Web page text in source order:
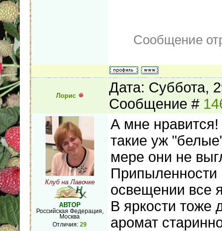
Сообщение
Лорис
Дата: Суббота,
Сообщение #
Клуб на Лавочке
АВТОР
Российская Федерация,
Москва
Отличия: 29
А мне
такие уж
мере они не
Припыленности
освещении все
В яркости тоже
аромат